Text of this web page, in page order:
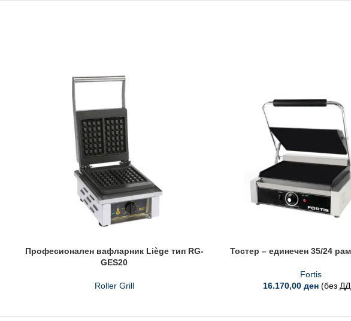
Професионален вафларник Liège тип RG-
GES20
Roller Grill
Тостер – единечен 35/24
Fortis
16.170,00ден (без